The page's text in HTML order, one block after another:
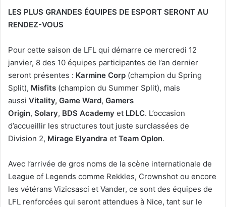
LES PLUS GRANDES ÉQUIPES DE ESPORT SERONT AU
RENDEZ-VOUS
Pour cette saison de LFL qui démarre ce mercredi 12
janvier, 8 des 10 équipes participantes de l’an dernier
seront présentes : Karmine Corp (champion du Spring
Split), Misfits (champion du Summer Split), mais
aussi Vitality, Game Ward, Gamers
Origin, Solary, BDS Academy et LDLC. L’occasion
d’accueillir les structures tout juste surclassées de
Division 2, Mirage Elyandra et Team Oplon.
Avec l’arrivée de gros noms de la scène internationale de
League of Legends comme Rekkles, Crownshot ou encore
les vétérans Vizicsasci et Vander, ce sont des équipes de
LFL renforcées qui seront attendues à Nice, tant sur le